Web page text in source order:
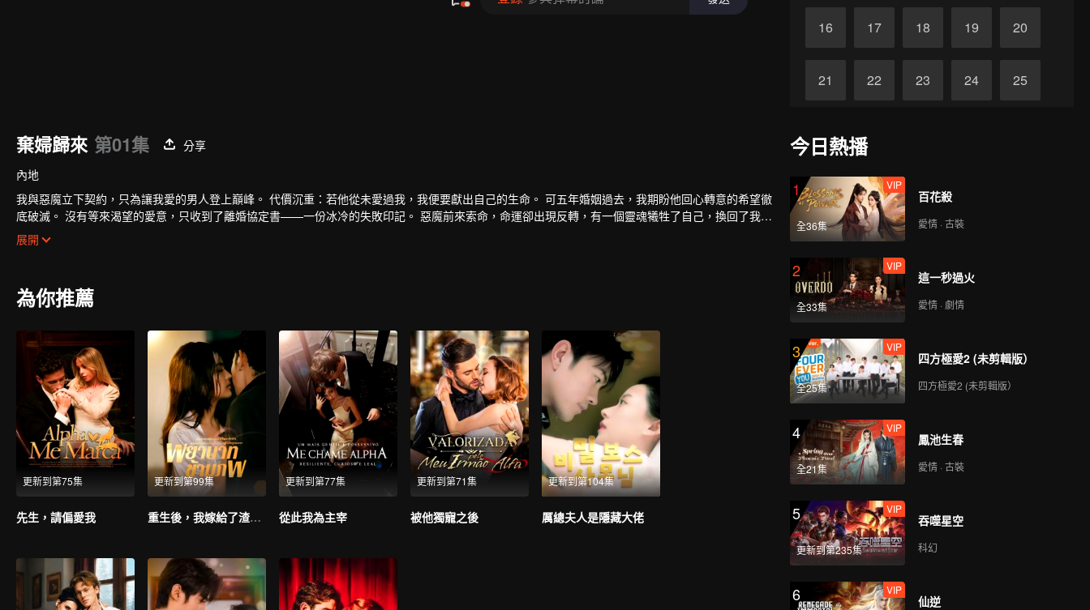
16 17 18 19 20
21 22 23 24 25
27
棄婦歸來 第01集
分享
內地
我與惡魔立下契約，只為讓我愛的男人登上巔峰。 代價沉重：若他從未愛過我，我便要獻出自己的生命。 可五年婚姻過去，我期盼他回心轉意的希望徹
底破滅。 沒有等來渴望的愛意，只收到了離婚協定書——一份冰冷的失敗印記。 惡魔前來索命，命運卻出現反轉，有一個靈魂犧牲了自己，換回了我的
性命。 如今我回來了......
展開
為你推薦
更新到第75集
先生，請偏愛我
更新到第99集
重生後，我嫁給了渣男的死對頭
更新到第77集
從此我為主宰
更新到第71集
被他獨寵之後
更新到第104集
厲總夫人是隱藏大佬
今日熱播
1
全36集
VIP
百花殺
愛情 · 古裝
2
全33集
VIP
這一秒過火
愛情 · 劇情
3
全25集
VIP
四方極愛2 (未剪輯版）
四方極愛2 (未剪輯版）
4
全21集
VIP
鳳池生春
愛情 · 古裝
5
更新到第235集
VIP
吞噬星空
科幻
6 VIP
仙逆